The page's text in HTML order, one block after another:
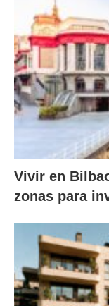
Vivir en
zonas para